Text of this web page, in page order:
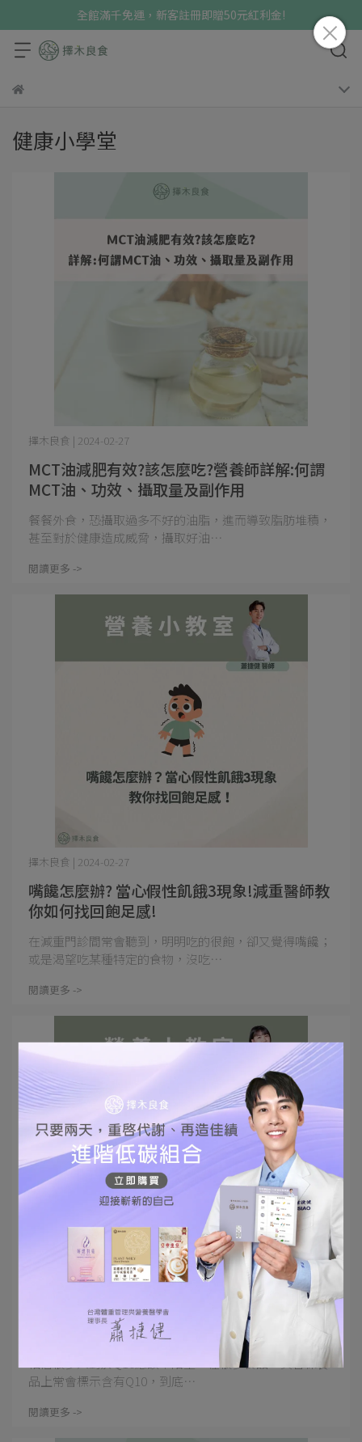
全館滿千免運，新客註冊即贈50元紅利金!
健康小學堂
MCT油減肥有效?該怎麼吃?營養師詳解:何謂
MCT油、功效、攝取量及副作用
擇木良食 | 2024-02-27
餐餐外食，恐攝取過多不好的油脂，進而導致脂肪堆積，
甚至對於健康造成威脅，攝取好油⋯
閱讀更多 ->
嘴饞怎麼辦? 當心假性飢餓3現象!減重醫師教
你如何找回飽足感!
擇木良食 | 2024-02-27
在減重門診間常會聽到，明明吃的很飽，卻又覺得嘴饞；
或是渴望吃某種特定的食物，沒吃⋯
閱讀更多 ->
輔酶Q10是什麼? 營養師詳解:Q10的5大功效
及最佳食用時機!
擇木良食 | 2024-02-23
相信很多人對於Q10應該不陌生，在很多食品、美容保養
品上常會標示含有Q10，到底⋯
閱讀更多 ->